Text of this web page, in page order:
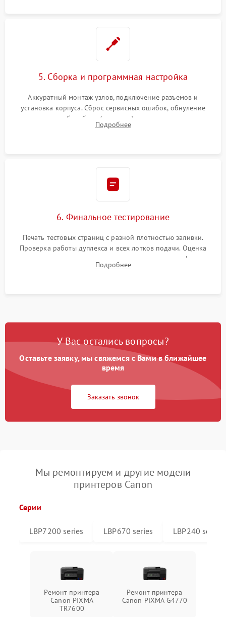
5. Сборка и программная настройка
Аккуратный монтаж узлов, подключение разъемов и
установка корпуса. Сброс сервисных ошибок, обнуление
счетчиков абсорбера (памперса) или узла переноса,
обновление прошивки и программная калибровка аппарата.
Подробнее
6. Финальное тестирование
Печать тестовых страниц с разной плотностью заливки.
Проверка работы дуплекса и всех лотков подачи. Оценка
качества запекания тонера и полное отсутствие дефектов
изображения перед выдачей готового устройства.
Подробнее
У Вас остались вопросы?
Оставьте заявку, мы свяжемся с Вами в ближайшее
время
Заказать звонок
Мы ремонтируем и другие модели
принтеров Canon
Серии
LBP7200 series LBP670 series LBP240 series
Ремонт принтера
Canon PIXMA
TR7600
Ремонт принтера
Canon PIXMA G4770